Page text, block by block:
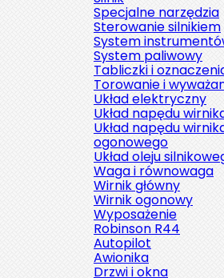
Specjalne narzędzia
Sterowanie silnikiem
System
System paliwowy
Tabliczki i
Torowanie i
Układ elektryczny
Układ napędu
Układ napędu
ogonowego
Układ oleju
Waga i równowaga
Wirnik główny
Wirnik ogonowy
Wyposażenie
Robinson R44
Autopilot
Awionika
Drzwi i okna